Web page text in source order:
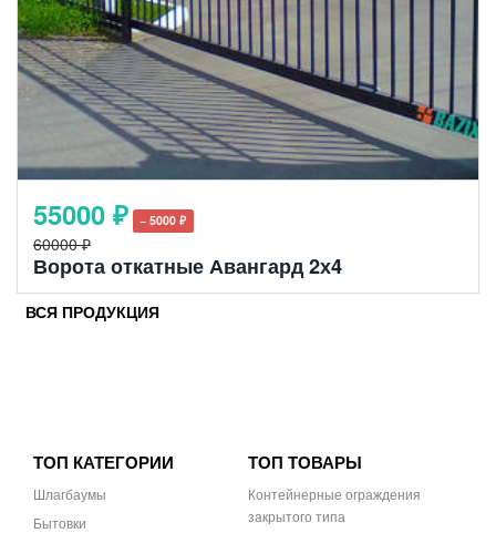
55000 ₽ − 5000 ₽
60000 ₽
Ворота откатные Авангард 2х4
ВСЯ ПРОДУКЦИЯ
ТОП КАТЕГОРИИ
Шлагбаумы
Бытовки
ТОП ТОВАРЫ
Контейнерные ограждения
закрытого типа